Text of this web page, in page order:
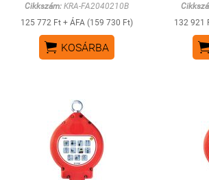
Cikkszám: KRA-FA2040210B
125 772 Ft + ÁFA (159 730 Ft)
 KOSÁRBA
132 921